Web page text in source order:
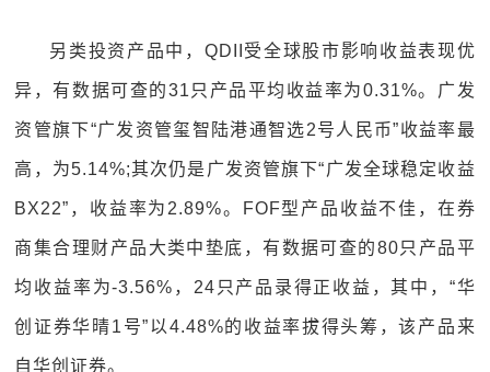
另类投资产品中，QDII受全球股市影响收益表现优
异，有数据可查的31只产品平均收益率为0.31%。广发
资管旗下“广发资管玺智陆港通智选2号人民币”收益率最
高，为5.14%;其次仍是广发资管旗下“广发全球稳定收益
BX22”，收益率为2.89%。FOF型产品收益不佳，在券
商集合理财产品大类中垫底，有数据可查的80只产品平
均收益率为-3.56%，24只产品录得正收益，其中，“华
创证券华晴1号”以4.48%的收益率拔得头筹，该产品来
自华创证券。